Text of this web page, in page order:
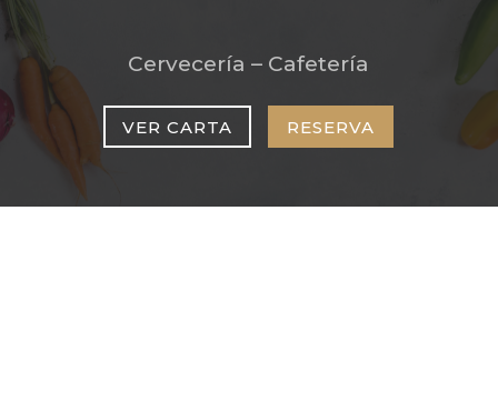
Cervecería – Cafetería
VER CARTA RESERVA